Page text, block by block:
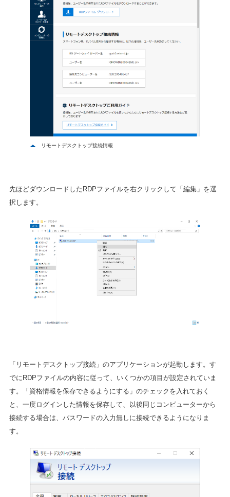
リモートデスクトップ接続情報
先ほどダウンロードしたRDPファイルを右クリックして「編集」を選
択します。
「リモートデスクトップ接続」のアプリケーションが起動します。す
でにRDPファイルの内容に従って、いくつかの項目が設定されていま
す。「資格情報を保存できるようにする」のチェックを入れておく
と、一度ログインした情報を保存して、以後同じコンピューターから
接続する場合は、パスワードの入力無しに接続できるようになりま
す。